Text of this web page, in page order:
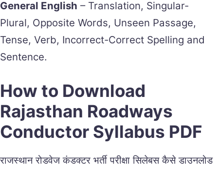
General English – Translation, Singular-
Plural, Opposite Words, Unseen Passage,
Tense, Verb, Incorrect-Correct Spelling and
Sentence.
How to Download
Rajasthan Roadways
Conductor Syllabus PDF
राजस्थान रोडवेज कंडक्टर भर्ती परीक्षा सिलेबस कैसे डाउनलोड